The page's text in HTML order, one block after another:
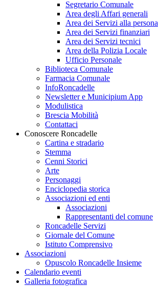
Segretario Comunale
Area degli Affari generali
Area dei Servizi alla persona
Area dei Servizi finanziari
Area dei Servizi tecnici
Area della Polizia Locale
Ufficio Personale
Biblioteca Comunale
Farmacia Comunale
InfoRoncadelle
Newsletter e Municipium App
Modulistica
Brescia Mobilità
Contattaci
Conoscere Roncadelle
Cartina e stradario
Stemma
Cenni Storici
Arte
Personaggi
Enciclopedia storica
Associazioni ed enti
Associazioni
Rappresentanti del comune
Roncadelle Servizi
Giornale del Comune
Istituto Comprensivo
Associazioni
Opuscolo Roncadelle Insieme
Calendario eventi
Galleria fotografica